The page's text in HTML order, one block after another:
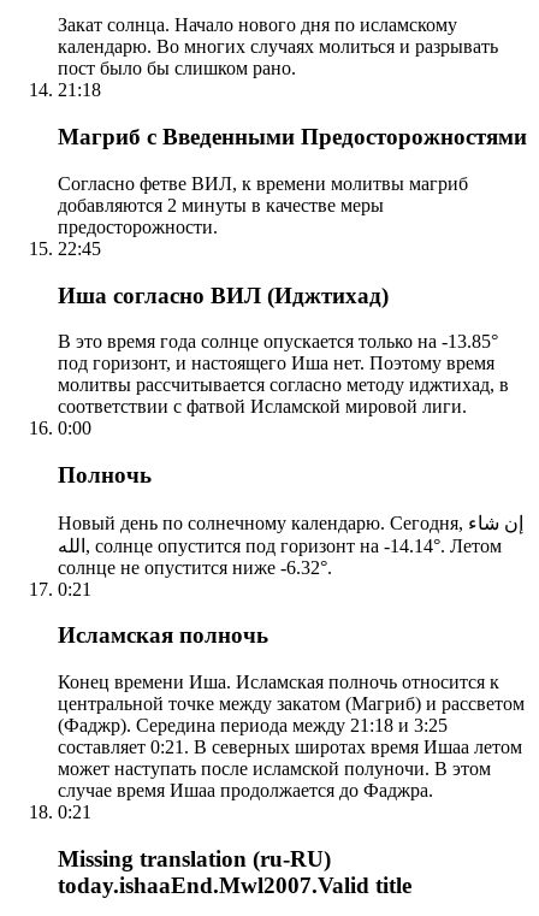
Закат солнца. Начало нового дня по исламскому
календарю. Во многих случаях молиться и разрывать
пост было бы слишком рано.
21:18
Магриб с Введенными Предосторожностями
Согласно фетве ВИЛ, к времени молитвы магриб
добавляются 2 минуты в качестве меры
предосторожности.
22:45
Иша согласно ВИЛ (Иджтихад)
В это время года солнце опускается только на -13.85°
под горизонт, и настоящего Иша нет. Поэтому время
молитвы рассчитывается согласно методу иджтихад, в
соответствии с фатвой Исламской мировой лиги.
0:00
Полночь
Новый день по солнечному календарю. Сегодня, إن شاء
الله, солнце опустится под горизонт на -14.14°. Летом
солнце не опустится ниже -6.32°.
0:21
Исламская полночь
Конец времени Иша. Исламская полночь относится к
центральной точке между закатом (Магриб) и рассветом
(Фаджр). Середина периода между 21:18 и 3:25
составляет 0:21. В северных широтах время Ишаа летом
может наступать после исламской полуночи. В этом
случае время Ишаа продолжается до Фаджра.
0:21
Missing translation (ru-RU)
today.ishaaEnd.Mwl2007.Valid title